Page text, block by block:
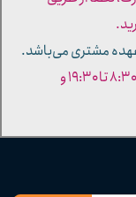
مشتری می‌باشد.
- ساعات کاری فروشگاه: شنبه تا چهارشنبه از ساعت ۸:۳۰ تا ۱۹:۳۰ و